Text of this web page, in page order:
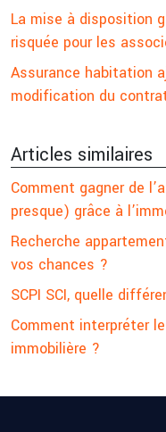
La mise à disposition
risquée pour les
Assurance habitation
modification du
Articles similaires
Comment gagner de
presque) grâce à
Recherche
vos chances ?
SCPI SCI, quelle
Comment interpréter
immobilière ?